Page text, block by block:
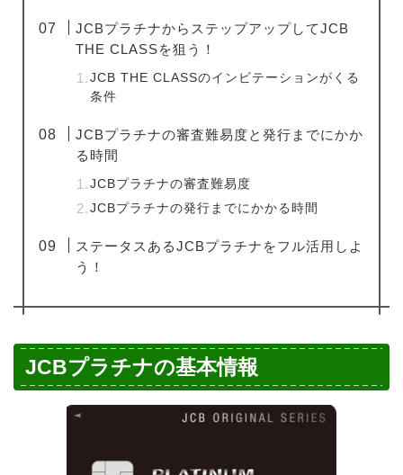
JCBプラチナからステップアップしてJCB
THE CLASSを狙う！
JCB THE CLASSのインビテーションがくる
条件
JCBプラチナの審査難易度と発行までにかか
る時間
JCBプラチナの審査難易度
JCBプラチナの発行までにかかる時間
ステータスあるJCBプラチナをフル活用しよ
う！
JCBプラチナの基本情報